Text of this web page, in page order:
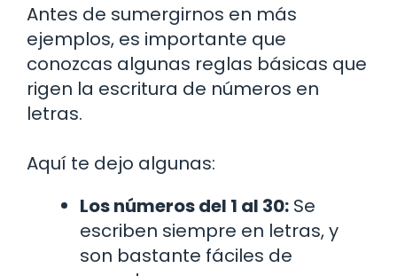
Antes de sumergirnos en más
ejemplos, es importante que
conozcas algunas reglas básicas que
rigen la escritura de números en
letras.
Aquí te dejo algunas:
Los números del 1 al 30: Se
escriben siempre en letras, y
son bastante fáciles de